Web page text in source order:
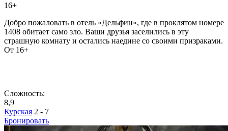
16+
Добро пожаловать в отель «Дельфин», где в проклятом номере
1408 обитает само зло. Ваши друзья заселились в эту
страшную комнату и остались наедине со своими призраками.
От 16+
Сложность:
8,9
Курская 2 - 7
Бронировать